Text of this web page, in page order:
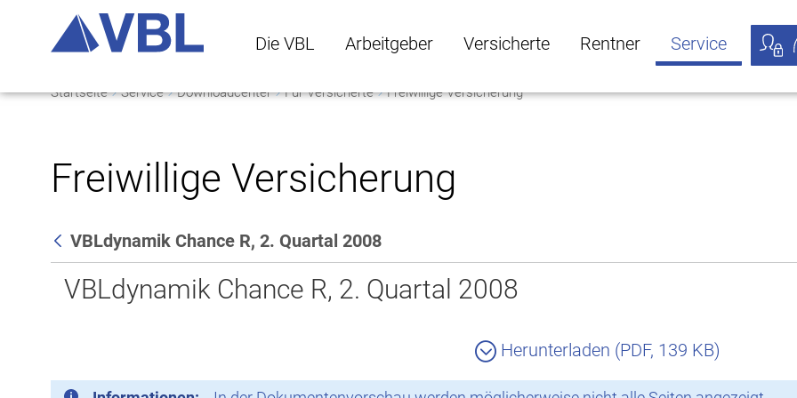
Die VBL
Die VBL Untermenü öffnen
Arbeitgeber
Arbeitgeber Untermenü öffnen
Versicherte
Versicherte Untermenü öffnen
Rentner Service
Startseite Service Downloadcenter Für Versicherte Freiwillige Versicherung
Freiwillige Versicherung
Zurück
VBLdynamik Chance R, 2. Quartal 2008
VBLdynamik Chance R, 2. Quartal 2008
Herunterladen (PDF, 139 KB)